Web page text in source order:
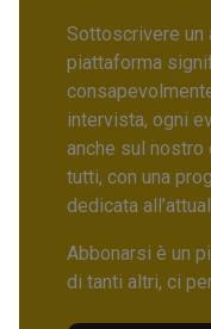
Sottoscrivere un
piattaforma
intervista, ogni
anche sul nostro
tutti, con una
dedicata
Abbonarsi è un
di tanti altri, ci